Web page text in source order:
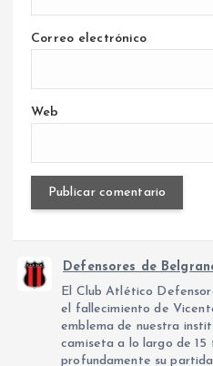
Correo electrónico
Web
Defensores de
El Club Atlético
el fallecimiento de
emblema de nuestra
camiseta a lo largo de
profundamente su